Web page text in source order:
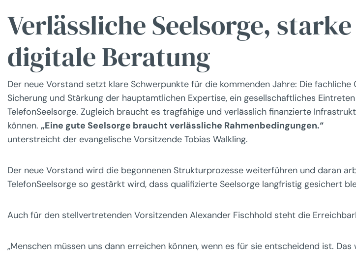
Verlässliche Seelsorge,
digitale Beratung
Der neue Vorstand setzt klare Schwerpunkte für die kommenden Jahre: Die
Sicherung und Stärkung der hauptamtlichen Expertise, ein gesellschaftliches
TelefonSeelsorge. Zugleich braucht es tragfähige und verlässlich finanzierte
können. „Eine gute Seelsorge braucht verlässliche Rahmenbedingungen.“
unterstreicht der evangelische Vorsitzende Tobias Walkling.
Der neue Vorstand wird die begonnenen Strukturprozesse weiterführen und daran
TelefonSeelsorge so gestärkt wird, dass qualifizierte Seelsorge langfristig gesichert
Auch für den stellvertretenden Vorsitzenden Alexander Fischhold steht die
„Menschen müssen uns dann erreichen können, wenn es für sie entscheidend ist.